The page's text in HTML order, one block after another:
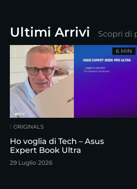
Ultimi Arrivi Scopri di
ORIGINALS
Ho voglia di Tech – Asus
Expert Book Ultra
29 Luglio 2026
6 MIN